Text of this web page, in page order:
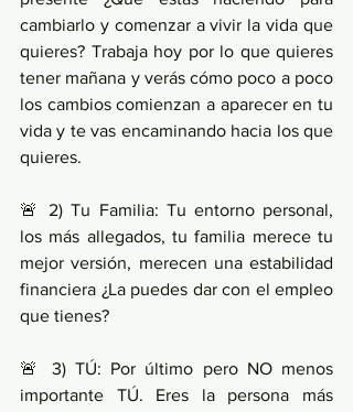
cambiarlo y comenzar a vivir la vida que
quieres? Trabaja hoy por lo que quieres
tener mañana y verás cómo poco a poco
los cambios comienzan a aparecer en tu
vida y te vas encaminando hacia los que
quieres.
🚨 2) Tu Familia: Tu entorno personal,
los más allegados, tu familia merece tu
mejor versión, merecen una estabilidad
financiera ¿La puedes dar con el empleo
que tienes?
🚨 3) TÚ: Por último pero NO menos
importante TÚ. Eres la persona más